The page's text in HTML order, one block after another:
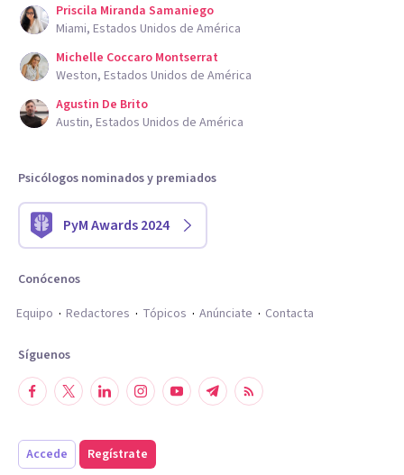
Priscila Miranda Samaniego
Miami, Estados Unidos de América
Michelle Coccaro Montserrat
Weston, Estados Unidos de América
Agustin De Brito
Austin, Estados Unidos de América
Psicólogos nominados y premiados
PyM Awards 2024
Conócenos
Equipo
Redactores Tópicos Anúnciate Contacta
Síguenos
Accede Regístrate